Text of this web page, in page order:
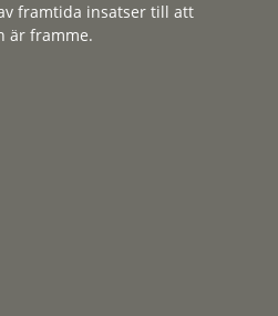
framtida insatser till att
är framme.